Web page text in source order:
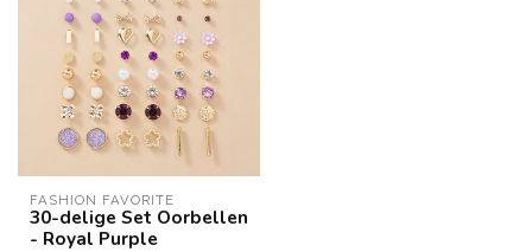
FASHION FAVORITE
30-delige Set Oorbellen
- Royal Purple